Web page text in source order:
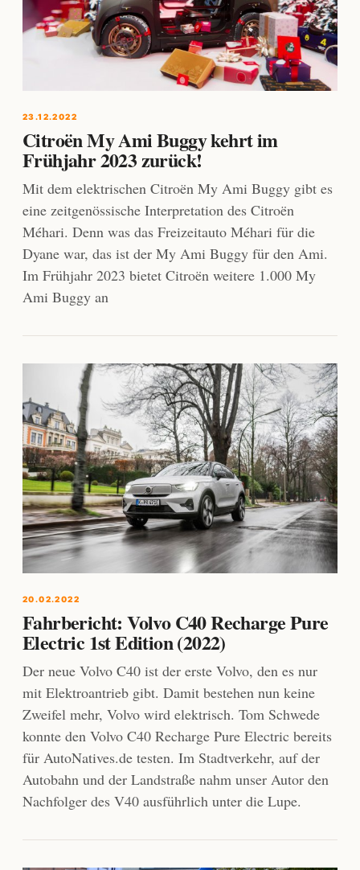
23.12.2022
Citroën My Ami Buggy kehrt im
Frühjahr 2023 zurück!
Mit dem elektrischen Citroën My Ami Buggy gibt es
eine zeitgenössische Interpretation des Citroën
Méhari. Denn was das Freizeitauto Méhari für die
Dyane war, das ist der My Ami Buggy für den Ami.
Im Frühjahr 2023 bietet Citroën weitere 1.000 My
Ami Buggy an
20.02.2022
Fahrbericht: Volvo C40 Recharge Pure
Electric 1st Edition (2022)
Der neue Volvo C40 ist der erste Volvo, den es nur
mit Elektroantrieb gibt. Damit bestehen nun keine
Zweifel mehr, Volvo wird elektrisch. Tom Schwede
konnte den Volvo C40 Recharge Pure Electric bereits
für AutoNatives.de testen. Im Stadtverkehr, auf der
Autobahn und der Landstraße nahm unser Autor den
Nachfolger des V40 ausführlich unter die Lupe.